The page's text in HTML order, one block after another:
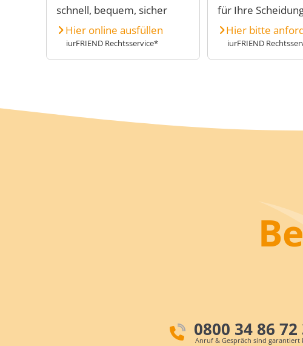
schnell, bequem, sicher
Hier online ausfüllen
iurFRIEND Rechtsservice*
für Ihre
Hier bitte
iurFRIEND
0800 34 86 72
Anruf & Gespräch sind garantiert